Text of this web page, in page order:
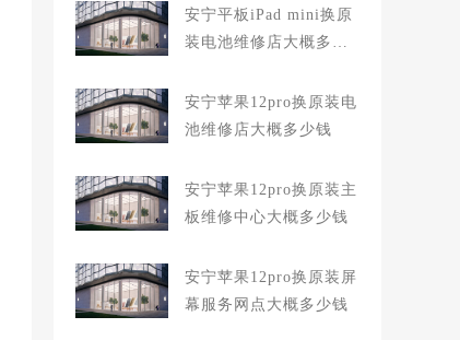
安宁平板iPad mini换原
装电池维修店大概多少
安宁苹果12pro换原装电
池维修店大概多少钱
安宁苹果12pro换原装主
板维修中心大概多少钱
安宁苹果12pro换原装屏
幕服务网点大概多少钱